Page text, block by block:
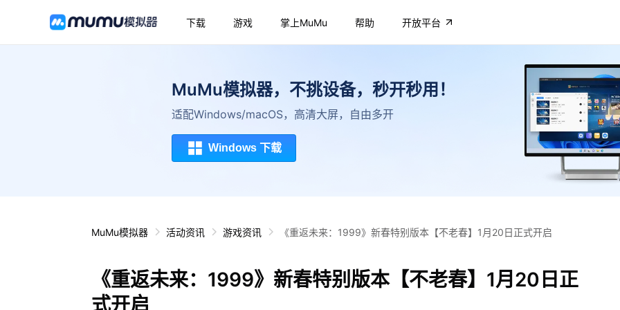
下载 游戏 掌上MuMu 帮助 开放平台
MuMu模拟器，不挑设备，秒开秒用！
适配Windows/macOS，高清大屏，自由多开
Windows 下载
MuMu模拟器 活动资讯 游戏资讯 《重返未来：1999》新春特别版本【不老春】1月20日正式开启
《重返未来：1999》新春特别版本【不老春】1月20日正
式开启